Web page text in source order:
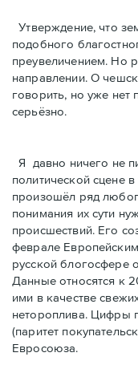
Утверждение, что
подобного
преувеличением. Но
направлении. О
говорить, но уже нет
серьёзно.
Я давно ничего не
политической сцене
произошёл ряд
понимания их сути
происшествий. Его
феврале
русской блогосфере
Данные относятся к
ими в качестве
нетороплива. Цифры
(паритет
Евросоюза.